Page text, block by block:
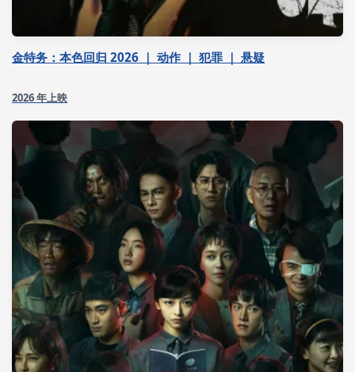
金特务：本色回归 2026 ｜ 动作 ｜ 犯罪 ｜ 悬疑
2026 年上映